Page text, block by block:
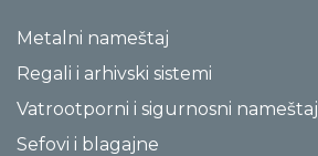
Metalni nameštaj
Regali i arhivski sistemi
Vatrootporni i sigurnosni nameštaj
Sefovi i blagajne